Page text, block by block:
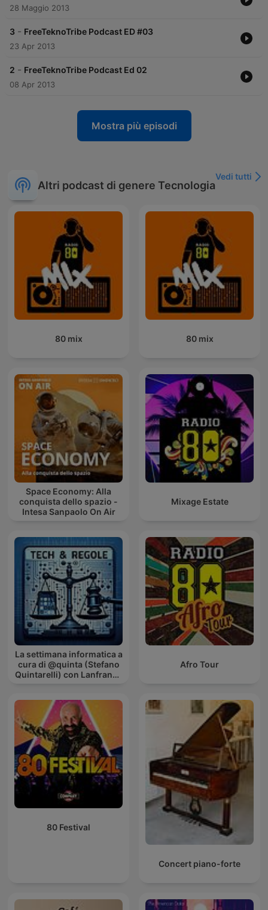
28 Maggio 2013
3 - FreeTeknoTribe Podcast ED #03
23 Apr 2013
2 - FreeTeknoTribe Podcast Ed 02
08 Apr 2013
Mostra più episodi
Altri podcast di genere Tecnologia
Vedi tutti
80 mix 80 mix
Space Economy: Alla
conquista dello spazio -
Intesa Sanpaolo On Air
Mixage Estate
La settimana informatica a
cura di @quinta (Stefano
Quintarelli) con Lanfranco
Afro Tour
80 Festival
Concert piano-forte